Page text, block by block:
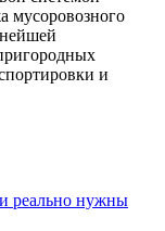
мусоровозного
и
реально нужны